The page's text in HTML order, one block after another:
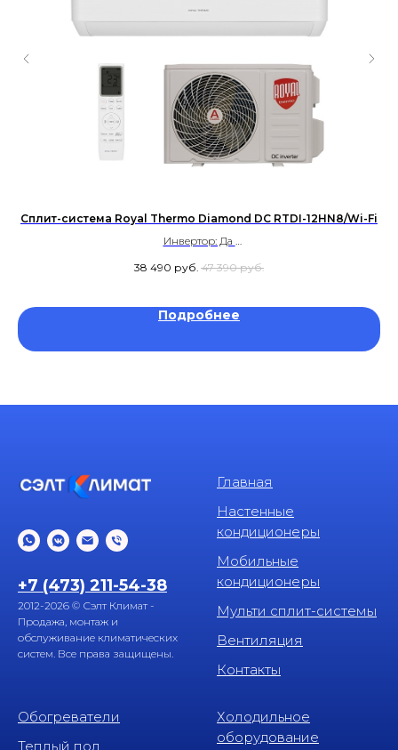
Сплит-система Royal Thermo Diamond DC RTDI-12HN8/Wi-Fi
Инвертор: Да
Уровень шума: 23 дБ
38 490 руб. 47 390 руб.
Подробнее
+7 (473) 211-54-38
2012-2026 © Сэлт Климат -
Продажа, монтаж и
обслуживание климатических
систем. Все права защищены.
Главная
Настенные
кондиционеры
Мобильные
кондиционеры
Мульти сплит-системы
Вентиляция
Контакты
Обогреватели
Теплый пол
Холодильное
оборудование